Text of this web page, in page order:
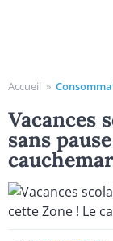
Accueil »
Vacances
sans